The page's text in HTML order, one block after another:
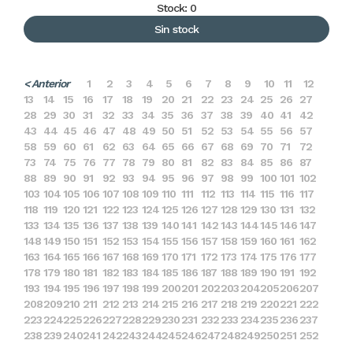
Stock: 0
Sin stock
< Anterior 1 2 3 4 5 6 7 8 9 10 11
12
13
14 15 16 17 18 19 20 21 22 23 24 25 26
27
28
29 30 31 32 33 34 35 36 37 38 39 40 41
42
43
44 45 46 47 48 49 50 51 52 53 54 55 56
57
58
59 60 61 62 63 64 65 66 67 68 69 70 71
72
73
74 75 76 77 78 79 80 81 82 83 84 85 86
87
88
89 90 91 92 93 94 95 96 97 98 99 100 101 102
103 104105 106 107 108 109 110 111 112 113 114 115 116 117
118 119 120 121 122 123 124125 126 127 128 129 130 131 132
133 134 135 136 137 138 139 140141 142143 144145146147
148149150 151 152 153 154155 156 157 158 159 160 161 162
163 164165 166 167 168 169 170 171 172 173 174 175 176 177
178 179 180 181 182 183 184185 186 187 188 189 190 191 192
193 194195 196 197 198 199 200201 202203204205206207
208209210 211 212 213 214 215 216 217 218 219 220221 222
223224225226227228229230231 232233 234235236237
238239240241 242243244245246247248249250251 252